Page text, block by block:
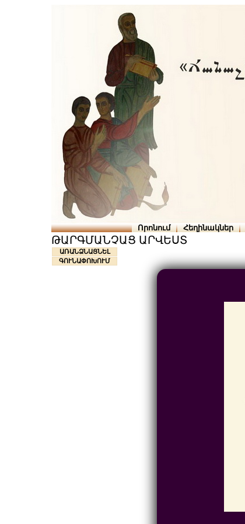
Որոնում Հեղինակներ
ԹԱՐԳՄԱՆՉԱՑ ԱՐՎԵՍՏ
ԱՌԱՆՁՆԱՑՆԵԼ
ԳՈՒՆԱՓՈԽՈՒՄ